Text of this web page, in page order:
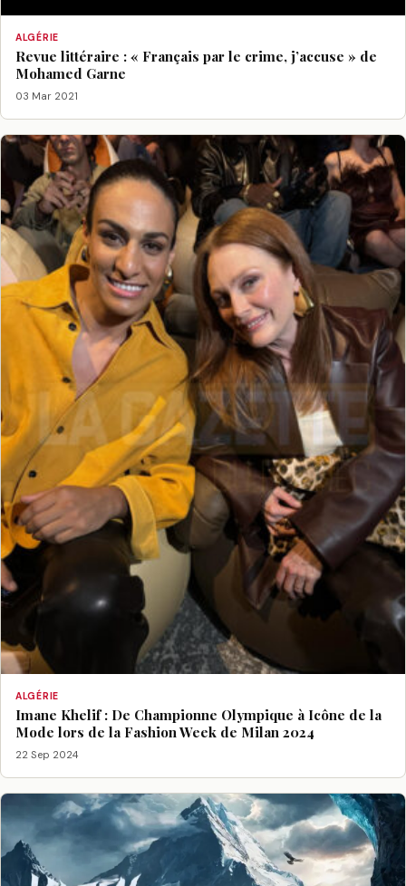
ALGÉRIE
Revue littéraire : « Français par le crime, j’accuse » de
Mohamed Garne
03 Mar 2021
ALGÉRIE
Imane Khelif : De Championne Olympique à Icône de la
Mode lors de la Fashion Week de Milan 2024
22 Sep 2024